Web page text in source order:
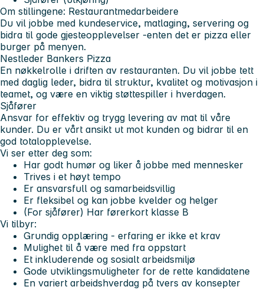
Om stillingene: Restaurantmedarbeidere
Du vil jobbe med kundeservice, matlaging, servering og
bidra til gode gjesteopplevelser -enten det er pizza eller
burger på menyen.
Nestleder Bankers Pizza
En nøkkelrolle i driften av restauranten. Du vil jobbe tett
med daglig leder, bidra til struktur, kvalitet og motivasjon i
teamet, og være en viktig støttespiller i hverdagen.
Sjåfører
Ansvar for effektiv og trygg levering av mat til våre
kunder. Du er vårt ansikt ut mot kunden og bidrar til en
god totalopplevelse.
Vi ser etter deg som:
Har godt humør og liker å jobbe med mennesker
Trives i et høyt tempo
Er ansvarsfull og samarbeidsvillig
Er fleksibel og kan jobbe kvelder og helger
(For sjåfører) Har førerkort klasse B
Vi tilbyr:
Grundig opplæring - erfaring er ikke et krav
Mulighet til å være med fra oppstart
Et inkluderende og sosialt arbeidsmiljø
Gode utviklingsmuligheter for de rette kandidatene
En variert arbeidshverdag på tvers av konsepter